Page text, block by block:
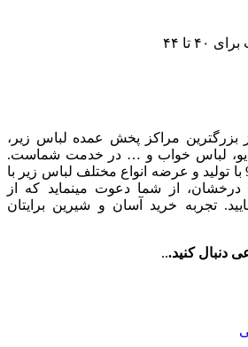
تا ۴۴
بزرگترین مراکز پخش عمده لباس زیر،
لباس خواب و … در خدمت شماست.
مجموعه بزرگ پوشاک 90 با تولید و عرضه انواع مختلف لباس زیر با
سابقه درخشان، از شما دعوت مینماید که از
تجربه خرید آسان و شیرین برایتان
دنبال کنید...